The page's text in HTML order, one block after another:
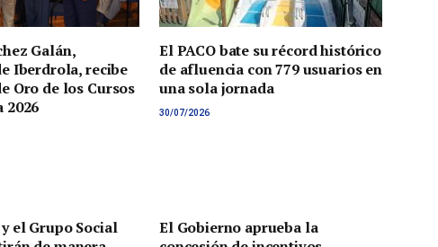
Galán,
Iberdrola, recibe
Oro de los Cursos
2026
El PACO bate su récord histórico
de afluencia con 779 usuarios en
una sola jornada
30/07/2026
el Grupo Social
El Gobierno aprueba la